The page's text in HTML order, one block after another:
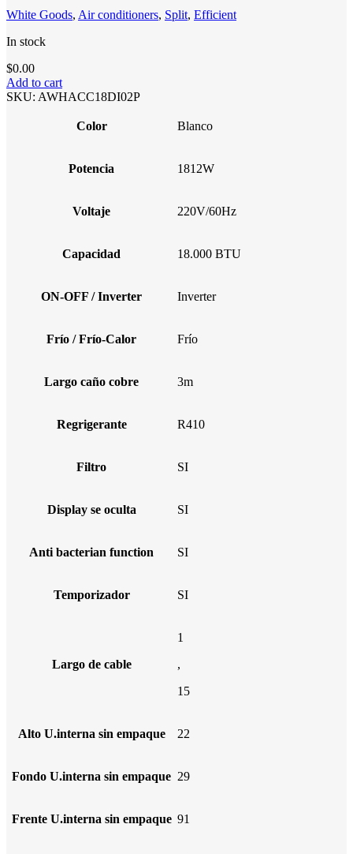
White Goods, Air conditioners, Split, Efficient
In stock
$0.00
Add to cart
SKU: AWHACC18DI02P
Color Blanco
Potencia 1812W
Voltaje 220V/60Hz
Capacidad 18.000 BTU
ON-OFF / Inverter Inverter
Frío / Frío-Calor Frío
Largo caño cobre 3m
Regrigerante R410
Filtro SI
Display se oculta SI
Anti bacterian function SI
Temporizador SI
Largo de cable
1
,
15
Alto U.interna sin empaque 22
Fondo U.interna sin empaque 29
Frente U.interna sin empaque 91